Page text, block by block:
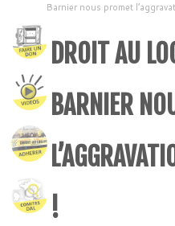
Barnier nous promet
DROIT AU
BARNIER
!